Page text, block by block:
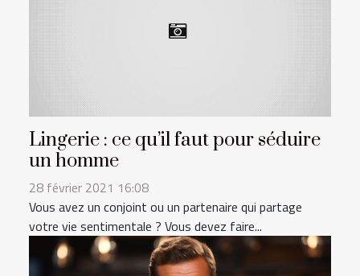
Lingerie : ce qu’il faut pour séduire
un homme
28 février 2021 16:08
Vous avez un conjoint ou un partenaire qui partage
votre vie sentimentale ? Vous devez faire...